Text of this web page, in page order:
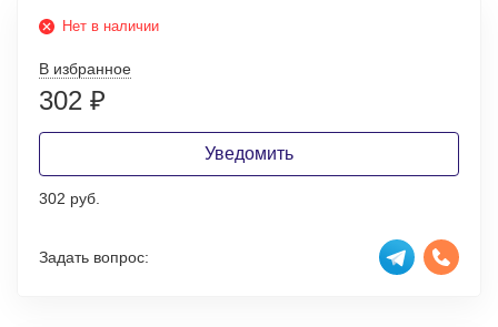
Нет в наличии
В избранное
302 ₽
Уведомить
302 руб.
Задать вопрос: